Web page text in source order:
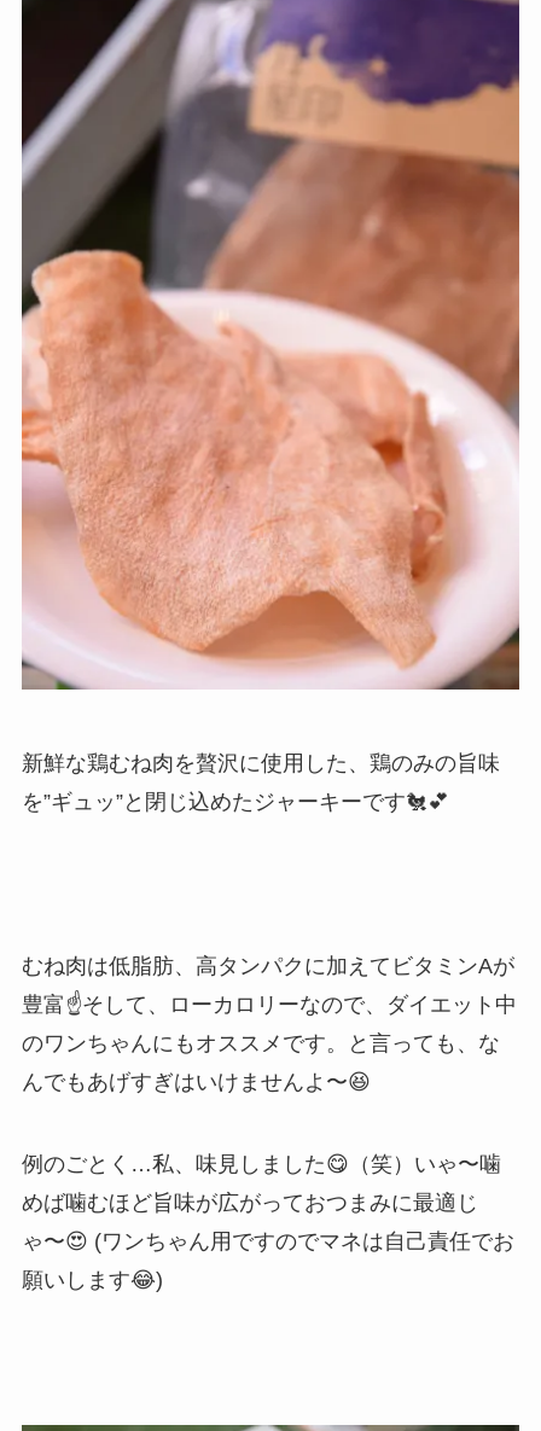
新鮮な鶏むね肉を贅沢に使用した、鶏のみの旨味
を”ギュッ”と閉じ込めたジャーキーです🐔💕
むね肉は低脂肪、高タンパクに加えてビタミンAが
豊富☝️そして、ローカロリーなので、ダイエット中
のワンちゃんにもオススメです。と言っても、な
んでもあげすぎはいけませんよ〜😆
例のごとく…私、味見しました😋（笑）いゃ〜噛
めば噛むほど旨味が広がっておつまみに最適じ
ゃ〜😍 (ワンちゃん用ですのでマネは自己責任でお
願いします😂)